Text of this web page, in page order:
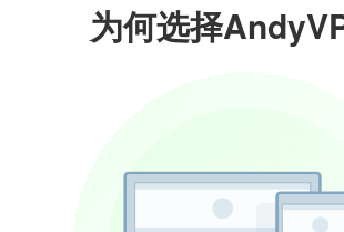
为何选择